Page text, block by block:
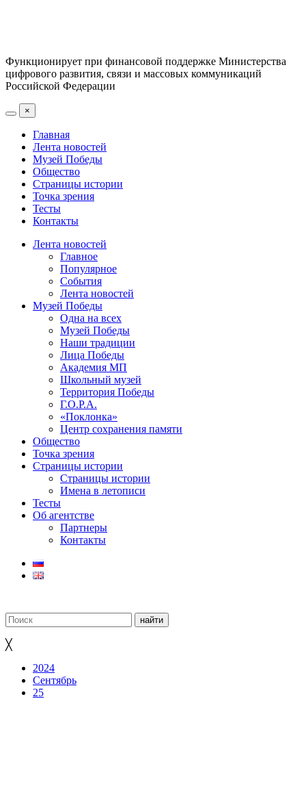
Функционирует при финансовой поддержке Министерства
цифрового развития, связи и массовых коммуникаций
Российской Федерации
×
Главная
Лента новостей
Музей Победы
Общество
Страницы истории
Точка зрения
Тесты
Контакты
Лента новостей
Главное
Популярное
События
Лента новостей
Музей Победы
Одна на всех
Музей Победы
Наши традиции
Лица Победы
Академия МП
Школьный музей
Территория Победы
Г.О.Р.А.
«Поклонка»
Центр сохранения памяти
Общество
Точка зрения
Страницы истории
Страницы истории
Имена в летописи
Тесты
Об агентстве
Партнеры
Контакты
╳
2024
Сентябрь
25